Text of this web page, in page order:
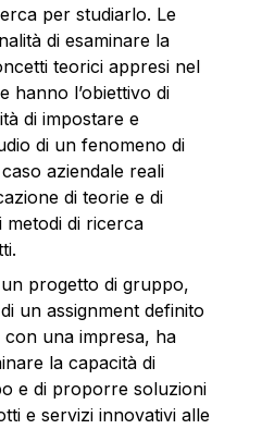
per studiarlo. Le
di esaminare la
teorici appresi nel
hanno l’obiettivo di
di impostare e
di un fenomeno di
aziendale reali
di teorie e di
metodi di ricerca
progetto di gruppo,
un assignment definito
una impresa, ha
la capacità di
e di proporre soluzioni
e servizi innovativi alle